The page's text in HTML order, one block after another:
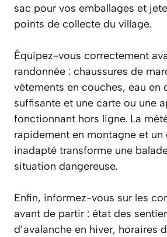
sac pour vos emballages et
points de collecte du village.
Équipez-vous correctement
randonnée : chaussures de
vêtements en couches, eau en
suffisante et une carte ou une
fonctionnant hors ligne. La
rapidement en montagne et un
inadapté transforme une
situation dangereuse.
Enfin, informez-vous sur les
avant de partir : état des
d’avalanche en hiver, horaires